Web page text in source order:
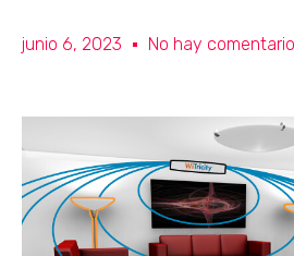
junio 6, 2023 No hay